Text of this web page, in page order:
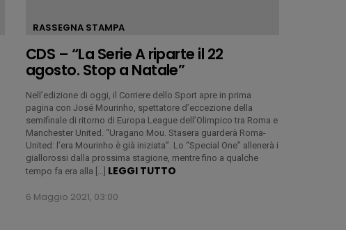
RASSEGNA STAMPA
CDS – “La Serie A riparte il 22
agosto. Stop a Natale”
Nell’edizione di oggi, il Corriere dello Sport apre in prima
pagina con José Mourinho, spettatore d’eccezione della
semifinale di ritorno di Europa League dell’Olimpico tra Roma e
Manchester United. “Uragano Mou. Stasera guarderà Roma-
United: l’era Mourinho è già iniziata”. Lo “Special One” allenerà i
giallorossi dalla prossima stagione, mentre fino a qualche
tempo fa era alla […] LEGGI TUTTO
6 Maggio 2021, 03:00